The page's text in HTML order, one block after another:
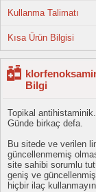
Kullanma Talimatı
Kısa Ürün Bilgisi
Bilgi
Topikal antihistaminik.
Günde birkaç defa.
Bu sitede ve verilen
güncellenmemiş
site sahibi sorumlu
geniş ve
hiçbir ilaç